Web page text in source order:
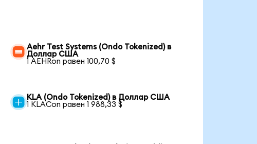
Aehr Test Systems (Ondo Tokenized) в
Доллар США
1 AEHRon равен 100,70 $
KLA (Ondo Tokenized) в Доллар США
1 KLACon равен 1 988,33 $